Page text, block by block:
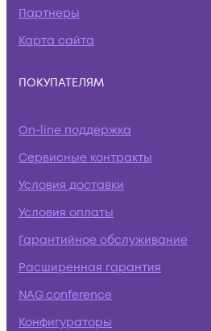
Партнеры
Карта сайта
ПОКУПАТЕЛЯМ
On-line поддержка
Сервисные контракты
Условия доставки
Условия оплаты
Гарантийное обслуживание
Расширенная гарантия
NAG.conference
Конфигураторы